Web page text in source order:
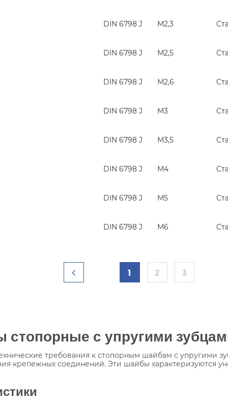
DIN 6798 J М2,3
DIN 6798 J М2,5
DIN 6798 J М2,6
DIN 6798 J М3
DIN 6798 J М3,5
DIN 6798 J М4
DIN 6798 J М5
DIN 6798 J М6
1 2 3
с упругими
требования к стопорным шайбам с упругими
крепежных соединений. Эти шайбы характеризуются